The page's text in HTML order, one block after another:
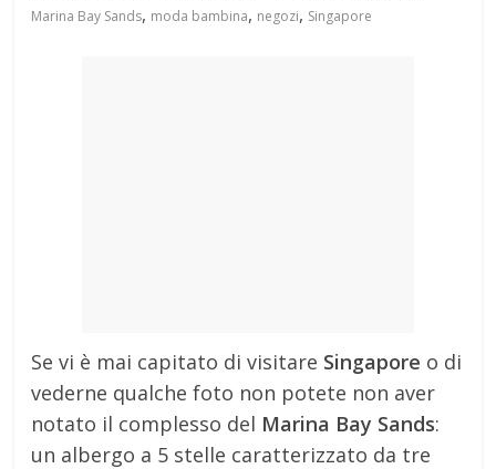
Marina Bay Sands, moda bambina, negozi, Singapore
Se vi è mai capitato di visitare Singapore o di
vederne qualche foto non potete non aver
notato il complesso del Marina Bay Sands:
un albergo a 5 stelle caratterizzato da tre